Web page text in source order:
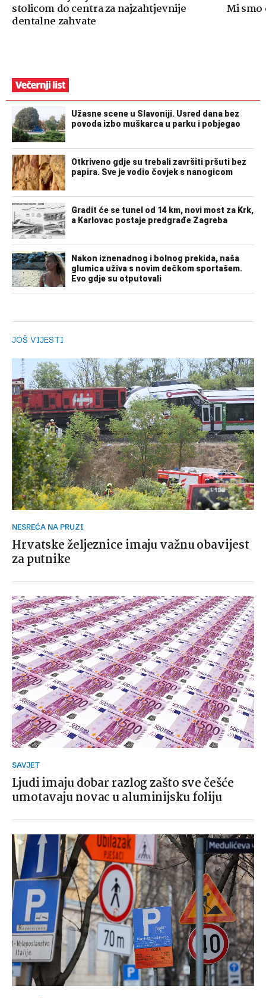
stolicom do centra za najzahtjevnije
dentalne zahvate
Mi
JOŠ VIJESTI
NESREĆA NA PRUZI
Hrvatske željeznice imaju važnu obavijest
za putnike
SAVJET
Ljudi imaju dobar razlog zašto sve češće
umotavaju novac u aluminijsku foliju